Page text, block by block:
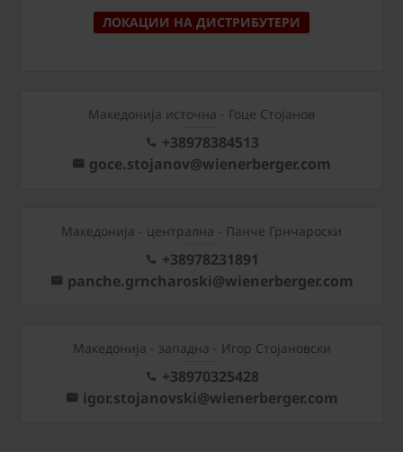
ЛОКАЦИИ НА ДИСТРИБУТЕРИ
Македонија источна - Гоце Стојанов
+38978384513
goce.stojanov@wienerberger.com
Mакедонија - централна - Панче Грнчароски
+38978231891
panche.grncharoski@wienerberger.com
Mакедонија - западна - Игор Стојановски
+38970325428
igor.stojanovski@wienerberger.com